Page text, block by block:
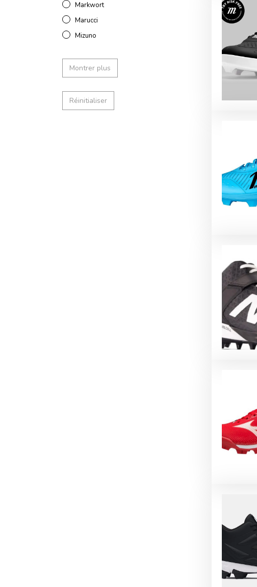
Markwort
Marucci
Mizuno
Montrer plus
Réinitialiser